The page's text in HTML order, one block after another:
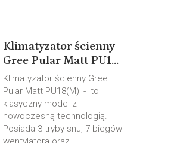
Klimatyzator ścienny
Gree Pular Matt PU1...
Klimatyzator ścienny Gree
Pular Matt PU18(M)I - to
klasyczny model z
nowoczesną technologią.
Posiada 3 tryby snu, 7 biegów